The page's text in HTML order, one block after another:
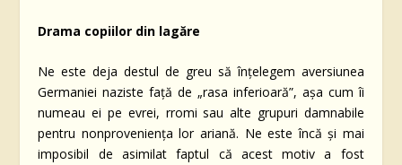
Drama copiilor din lagăre
Ne este deja destul de greu să înţelegem aversiunea
Germaniei naziste faţă de „rasa inferioară”, aşa cum îi
numeau ei pe evrei, rromi sau alte grupuri damnabile
pentru nonprovenienţa lor ariană. Ne este încă şi mai
imposibil de asimilat faptul că acest motiv a fost